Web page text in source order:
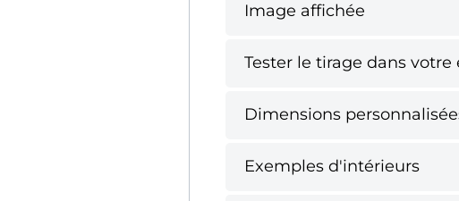
Image affichée
Tester le tirage dans votre
Dimensions
Exemples d'intérieurs